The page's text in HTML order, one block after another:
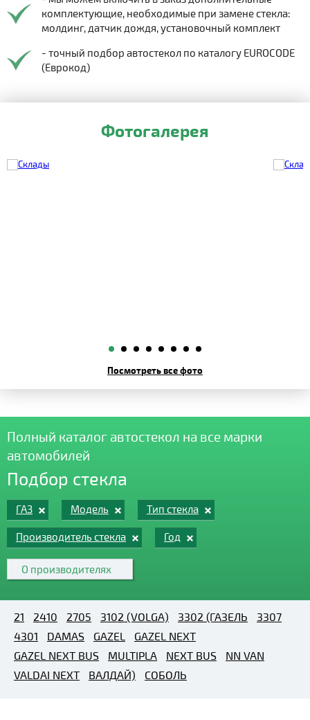
комплектующие, необходимые при замене стекла:
молдинг, датчик дождя, установочный комплект
- точный подбор автостекол по каталогу EUROCODE
(Еврокод)
Фотогалерея
Посмотреть все фото
Полный каталог автостекол на все марки
автомобилей
Подбор стекла
ГАЗ Модель Тип стекла
Производитель стекла Год
О производителях
21 2410 2705 3102 (VOLGA) 3302 (ГАЗЕЛЬ
3307
4301
DAMAS GAZEL
GAZEL NEXT
GAZEL NEXT BUS
MULTIPLA NEXT BUS
NN VAN
VALDAI NEXT
ВАЛДАЙ) СОБОЛЬ